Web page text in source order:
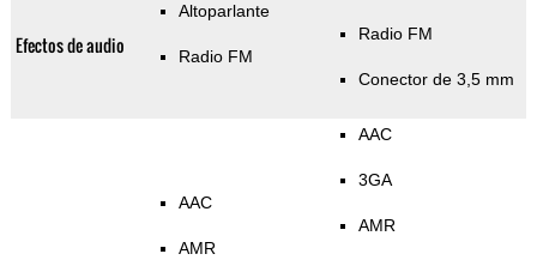
Efectos de audio
Altoparlante
Radio FM
Radio FM
Conector de 3,5 mm
AAC
AMR
AAC
3GA
AMR